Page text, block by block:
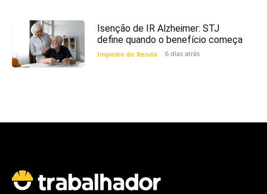
Isenção de IR Alzheimer: STJ
define quando o benefício começa
Imposto de Renda 6 dias atrás